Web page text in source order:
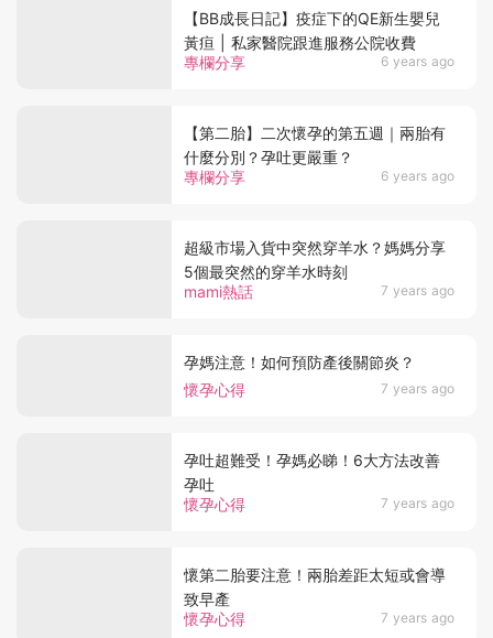
專欄分享 6 years ago
【BB成長日記】疫症下的QE新生嬰兒
黃疸 | 私家醫院跟進服務公院收費
專欄分享 6 years ago
【第二胎】二次懷孕的第五週｜兩胎有
什麼分別？孕吐更嚴重？
mami熱話 7 years ago
超級市場入貨中突然穿羊水？媽媽分享
5個最突然的穿羊水時刻
懷孕心得 7 years ago
孕媽注意！如何預防產後關節炎？
懷孕心得 7 years ago
孕吐超難受！孕媽必睇！6大方法改善
孕吐
懷孕心得 7 years ago
懷第二胎要注意！兩胎差距太短或會導
致早產